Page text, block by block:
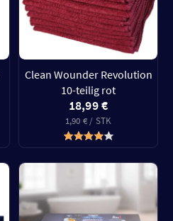
Clean Wounder Revolution
10-teilig rot
18,99 €
1,90 € / STK